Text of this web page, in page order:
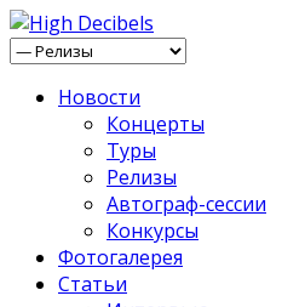
Новости
Концерты
Туры
Релизы
Автограф-сессии
Конкурсы
Фотогалерея
Статьи